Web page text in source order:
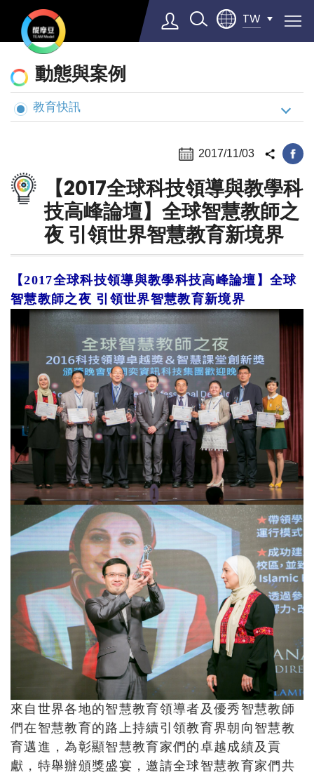
TW
▼
態
與
案
動態與案例
教育快訊
2017/11/03
【2017全球科技領導與教學科
技高峰論壇】全球智慧教師之
夜 引領世界智慧教育新境界
【2017全球科技領導與教學科技高峰論壇】全球
智慧教師之夜 引領世界智慧教育新境界
來自世界各地的智慧教育領導者及優秀智慧教師
們在智慧教育的路上持續引領教育界朝向智慧教
育邁進，為彰顯智慧教育家們的卓越成績及貢
獻，特舉辦頒獎盛宴，邀請全球智慧教育家們共